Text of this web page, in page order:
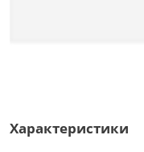
Характеристики